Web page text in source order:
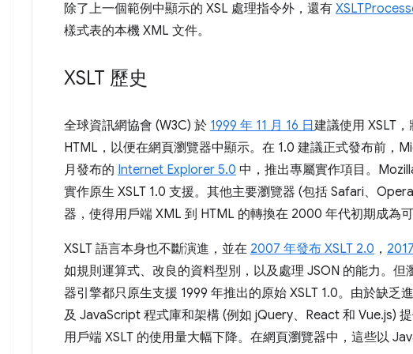
除了上一個範例中顯示的 XSL 處理指令外，還有
樣式表的本機 XML 文件。
XSLT 歷史
全球資訊網協會 (W3C) 於 1999 年 11 月 16 日 建議使用 XSLT
HTML，以便在網頁瀏覽器中顯示。在 1.0 建議正式發布前，
月發布的 Internet Explorer 5.0 中，推出專屬實作項目。
實作原生 XSLT 1.0 支援。其他主要瀏覽器 (包括 Safari、
器，使得用戶端 XML 到 HTML 的轉換在 2000 年代初期成為可
XSLT 語言本身也不斷演進，並在 2007 年發布 XSLT 2.0 ，
如規則運算式、改良的資料型別，以及處理 JSON 的能力。
器引擎都只原生支援 1999 年推出的原始 XSLT 1.0。由於缺乏
及 JavaScript 程式庫和架構 (例如 jQuery、React 和 Vue.js)
用戶端 XSLT 的使用量大幅下降。在網頁瀏覽器中，這些以